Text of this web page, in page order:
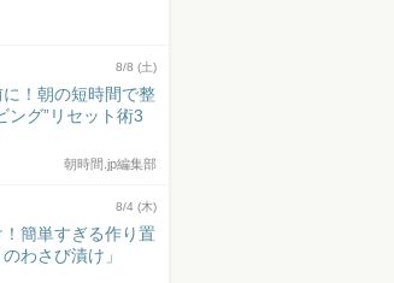
8/8 (土)
！朝の短時間で整
ング”リセット術3
朝時間.jp編集部
8/4 (木)
簡単すぎる作り置
わさび漬け」